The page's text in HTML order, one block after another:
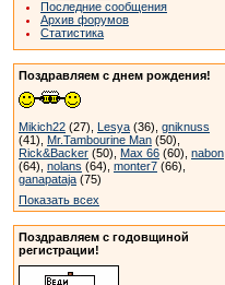
Последние сообщения
Архив форумов
Статистика
Поздравляем с днем рождения!
Mikich22 (27), Lesya (36), gniknuss
(41), Mr.Tambourine Man (50),
Rick&Backer (50), Max 66 (60), nabon
(64), nolans (64), monter7 (66),
ganapataja (75)
Показать всех
Поздравляем с годовщиной
регистрации!